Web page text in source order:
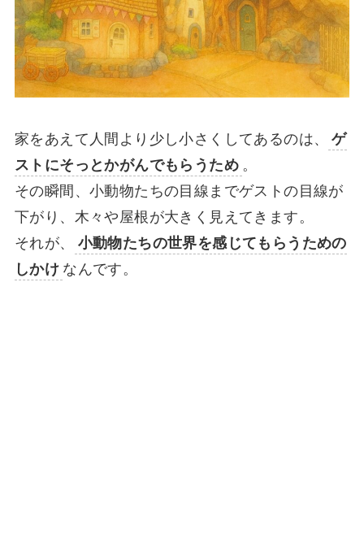
家をあえて人間より少し小さくしてあるのは、
ゲ
ストにそっとかがんでもらうため 。
その瞬間、小動物たちの目線までゲストの目線が
下がり、木々や屋根が大きく見えてきます。
それが、
小動物たちの世界を感じてもらうための
しかけ なんです。